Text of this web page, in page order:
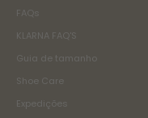
FAQs
KLARNA FAQ'S
Guia de tamanho
Shoe Care
Expedições